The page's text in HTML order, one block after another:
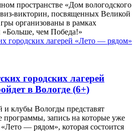
пространстве «Дом вологодского
викторин, посвященных Великой
организованы в рамках
чем Победа!»
городских лагерей
в Вологде (6+)
и клубы Вологды представят
программы, запись на которые уже
— рядом», которая состоится